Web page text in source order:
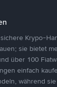
Krypo-
sie bietet
über 100
einfach
während